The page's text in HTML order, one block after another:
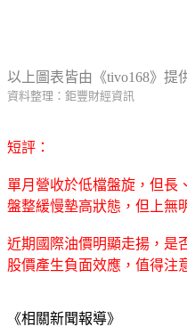
以上圖表皆由《tivo168》提
資料整理：鉅豐財經資訊
短評：
單月營收於低檔盤旋，但長
盤整緩慢墊高狀態，但上無
近期國際油價明顯走揚，是
股價產生負面效應，值得注
《相關新聞報導》